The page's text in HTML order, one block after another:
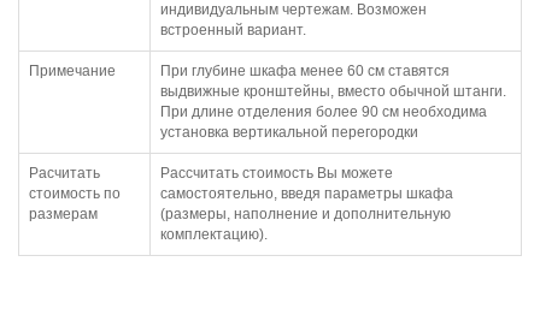
индивидуальным чертежам. Возможен
встроенный вариант.
Примечание
При глубине шкафа менее 60 см ставятся
выдвижные кронштейны, вместо обычной штанги.
При длине отделения более 90 см необходима
установка вертикальной перегородки
Расчитать
стоимость по
размерам
Рассчитать стоимость Вы можете
самостоятельно, введя параметры шкафа
(размеры, наполнение и дополнительную
комплектацию).